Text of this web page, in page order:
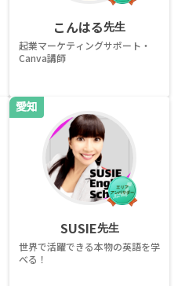
こんはる先生
起業マーケティングサポート・
Canva講師
愛知
SUSIE先生
世界で活躍できる本物の英語を学
べる！